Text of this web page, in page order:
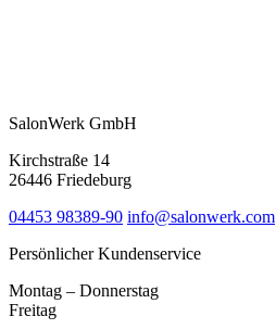
SalonWerk GmbH
Kirchstraße 14
26446 Friedeburg
04453 98389-90 info@salonwerk.com
Persönlicher Kundenservice
Montag – Donnerstag
Freitag